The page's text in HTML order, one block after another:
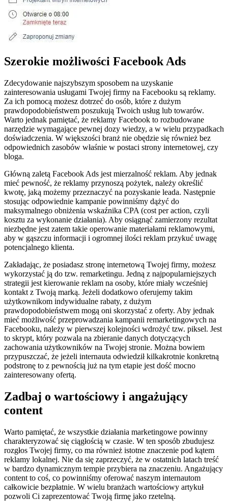
Szerokie możliwości Facebook Ads
Zdecydowanie najszybszym sposobem na uzyskanie
zainteresowania usługami Twojej firmy na Facebooku są reklamy.
Za ich pomocą możesz dotrzeć do osób, które z dużym
prawdopodobieństwem poszukują Twoich usług lub towarów.
Warto jednak pamiętać, że reklamy Facebook to rozbudowane
narzędzie wymagające pewnej dozy wiedzy, a w wielu przypadkach
doświadczenia. W większości branż nie obędzie się również bez
odpowiednich zasobów właśnie w postaci strony internetowej, czy
bloga.
Główną zaletą Facebook Ads jest mierzalność reklam. Aby jednak
mieć pewność, że reklamy przynoszą pożytek, należy określić
kwotę, jaką możemy przeznaczyć na pozyskanie leada. Następnie
stosując odpowiednie kampanie powinniśmy dążyć do
maksymalnego obniżenia wskaźnika CPA (cost per action, czyli
kosztu za wykonanie działania). Aby osiągnąć zamierzony rezultat
niezbędne jest zatem takie operowanie materiałami reklamowymi,
aby w gąszczu informacji i ogromnej ilości reklam przykuć uwagę
potencjalnego klienta.
Zakładając, że posiadasz stronę internetową Twojej firmy, możesz
wykorzystać ją do tzw. remarketingu. Jedną z najpopularniejszych
strategii jest kierowanie reklam na osoby, które miały wcześniej
kontakt z Twoją marką. Jeżeli dodatkowo oferujemy takim
użytkownikom indywidualne rabaty, z dużym
prawdopodobieństwem mogą oni skorzystać z oferty. Aby jednak
mieć możliwość przeprowadzania kampanii remarketingowych na
Facebooku, należy w pierwszej kolejności wdrożyć tzw. piksel. Jest
to skrypt, który pozwala na zbieranie danych dotyczących
zachowania użytkowników na Twojej stronie. Można bowiem
przypuszczać, że jeżeli internauta odwiedził kilkakrotnie konkretną
podstronę to z pewnością już na tym etapie jest dość mocno
zainteresowany ofertą.
Zadbaj o wartościowy i angażujący
content
Warto pamiętać, że wszystkie działania marketingowe powinny
charakteryzować się ciągłością w czasie. W ten sposób zbudujesz
rozgłos Twojej firmy, co ma również istotne znaczenie pod kątem
reklamy lokalnej. Nie da się zaprzeczyć, że w ostatnich latach treść
w bardzo dynamicznym tempie przybiera na znaczeniu. Angażujący
content to coś, co powinniśmy oferować naszym internautom
całkowicie bezpłatnie. W wielu branżach wartościowy artykuł
pozwoli Ci zaprezentować Twoją firmę jako rzetelną.